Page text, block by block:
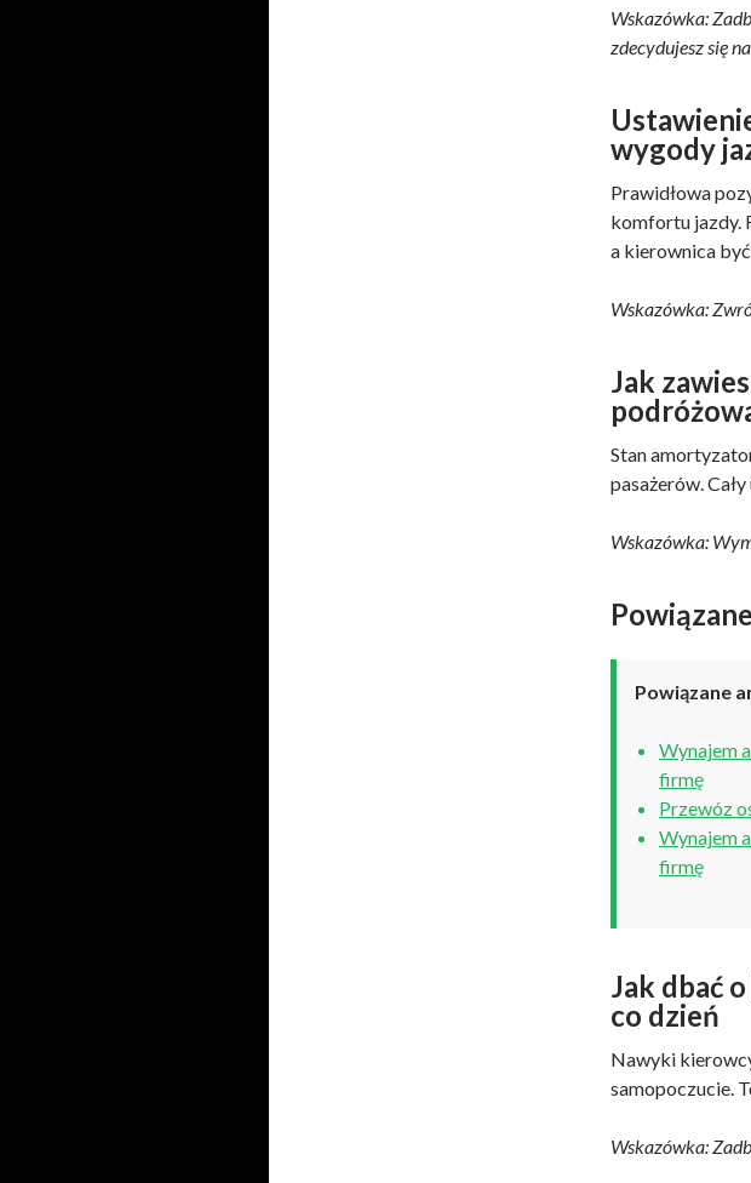
Wskazówka:
zdecydujesz się
wygody
Prawidłowa
komfortu jazdy.
a kierownica
Wskazówka:
Jak
Stan
pasażerów.
Wskazówka:
Powiązane
Wynajem
firmę
Przewóz
Wynajem
firmę
Jak dbać
co dzień
Nawyki
samopoczucie.
Wskazówka: